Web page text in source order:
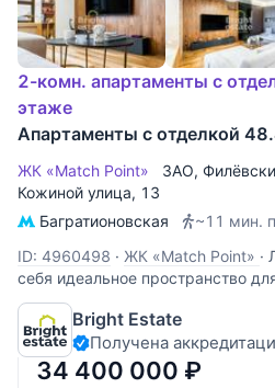
2-комн. апартаменты с
этаже
Апартаменты с отделкой
ЖК «Match Point» ЗАО,
Кожиной улица, 13
Багратионовская
~11 мин.
ID: 4960498 · ЖК «Match Point» ·
себя идеальное пространство
жизни в современном квартале
атмосфере продуманного
представлены уютные
площадью 48,4 кв. м — место,
Bright Estate
Получена
34 400 000 ₽